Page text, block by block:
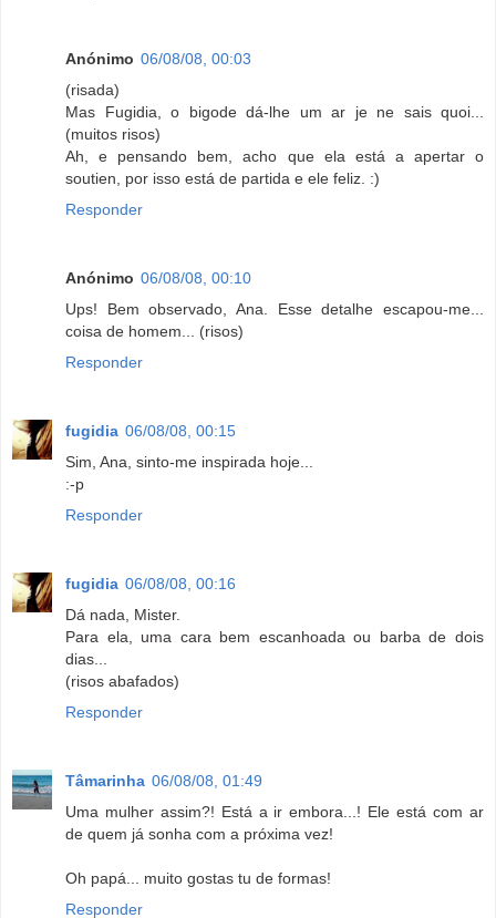
Anónimo 06/08/08, 00:03
(risada)
Mas Fugidia, o bigode dá-lhe um ar je ne sais quoi...
(muitos risos)
Ah, e pensando bem, acho que ela está a apertar o
soutien, por isso está de partida e ele feliz. :)
Responder
Anónimo 06/08/08, 00:10
Ups! Bem observado, Ana. Esse detalhe escapou-me...
coisa de homem... (risos)
Responder
fugidia 06/08/08, 00:15
Sim, Ana, sinto-me inspirada hoje...
:-p
Responder
fugidia 06/08/08, 00:16
Dá nada, Mister.
Para ela, uma cara bem escanhoada ou barba de dois
dias...
(risos abafados)
Responder
Tâmarinha 06/08/08, 01:49
Uma mulher assim?! Está a ir embora...! Ele está com ar
de quem já sonha com a próxima vez!
Oh papá... muito gostas tu de formas!
Responder